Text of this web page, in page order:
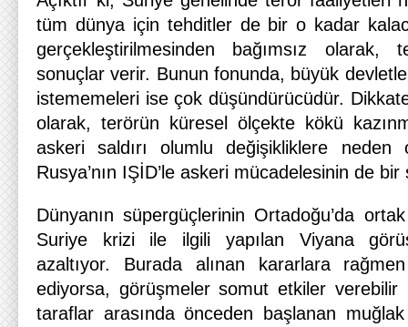
tüm dünya için tehditler de bir o kadar
gerçekleştirilmesinden bağımsız olarak,
sonuçlar verir. Bunun fonunda, büyük
istememeleri ise çok düşündürücüdür.
olarak, terörün küresel ölçekte kökü
askeri saldırı olumlu değişikliklere neden
Rusya’nın IŞİD’le askeri mücadelesinin de bir
Dünyanın süpergüçlerinin Ortadoğu’da
Suriye krizi ile ilgili yapılan Viyana
azaltıyor. Burada alınan kararlara
ediyorsa, görüşmeler somut etkiler verebilir
taraflar arasında önceden başlanan